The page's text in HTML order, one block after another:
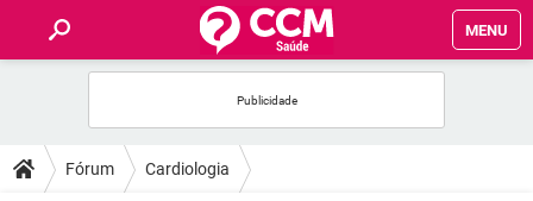
MENU
FÓRUM
Fórum Cardiologia